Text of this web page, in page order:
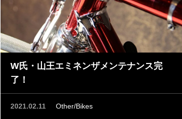
W氏・山王エミネンザメンテナンス完
了！
2021.02.11 Other/Bikes